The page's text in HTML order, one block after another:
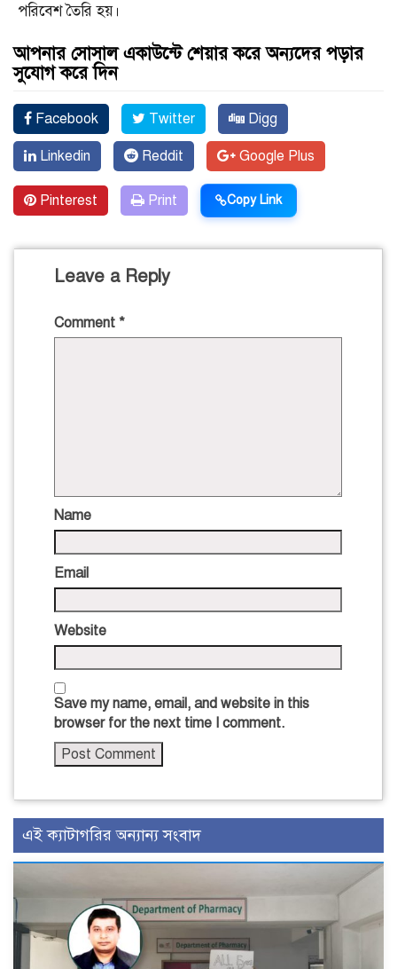
পরিবেশ তৈরি হয়।
আপনার সোসাল একাউন্টে শেয়ার করে অন্যদের পড়ার
সুযোগ করে দিন
Facebook Twitter Digg
Linkedin Reddit Google Plus
Pinterest Print Copy Link
Leave a Reply
Comment *
Name
Email
Website
Save my name, email, and website in this
browser for the next time I comment.
এই ক্যাটাগরির অন্যান্য সংবাদ